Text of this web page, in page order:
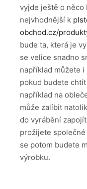
vyjde ještě o něco
nejvhodnější k
obchod.cz/
bude ta, která je
se velice snadno
například můžete
pokud budete
například na
může zalíbit
do vyrábění
prožijete
se potom budete
výrobku.